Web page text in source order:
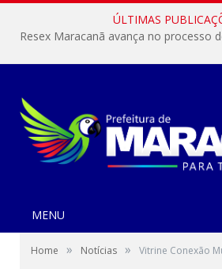
ÚLTIMAS
MENU
Home » Notícias » Vitrine Conexão